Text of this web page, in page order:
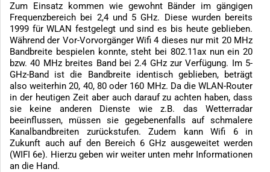
Zum Einsatz kommen wie gewohnt Bänder im gängigen
Frequenzbereich bei 2,4 und 5 GHz. Diese wurden bereits
1999 für WLAN festgelegt und sind es bis heute geblieben.
Während der Vor-Vorvorgänger Wifi 4 dieses nur mit 20 MHz
Bandbreite bespielen konnte, steht bei 802.11ax nun ein 20
bzw. 40 MHz breites Band bei 2.4 GHz zur Verfügung. Im 5-
GHz-Band ist die Bandbreite identisch geblieben, beträgt
also weiterhin 20, 40, 80 oder 160 MHz. Da die WLAN-Router
in der heutigen Zeit aber auch darauf zu achten haben, dass
sie keine anderen Dienste wie z.B. das Wetterradar
beeinflussen, müssen sie gegebenenfalls auf schmalere
Kanalbandbreiten zurückstufen. Zudem kann Wifi 6 in
Zukunft auch auf den Bereich 6 GHz ausgeweitet werden
(WIFI 6e). Hierzu geben wir weiter unten mehr Informationen
an die Hand.